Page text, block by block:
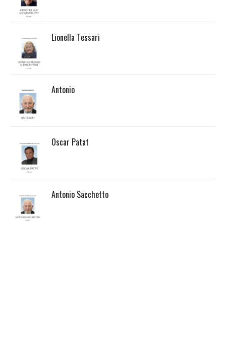
Lionella Tessari
Antonio
Oscar Patat
Antonio Sacchetto